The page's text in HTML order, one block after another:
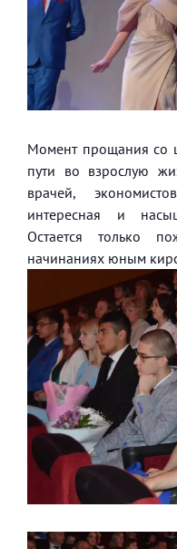
Момент прощания со
пути во взрослую
врачей,
интересная и
Остается только
начинаниях юным